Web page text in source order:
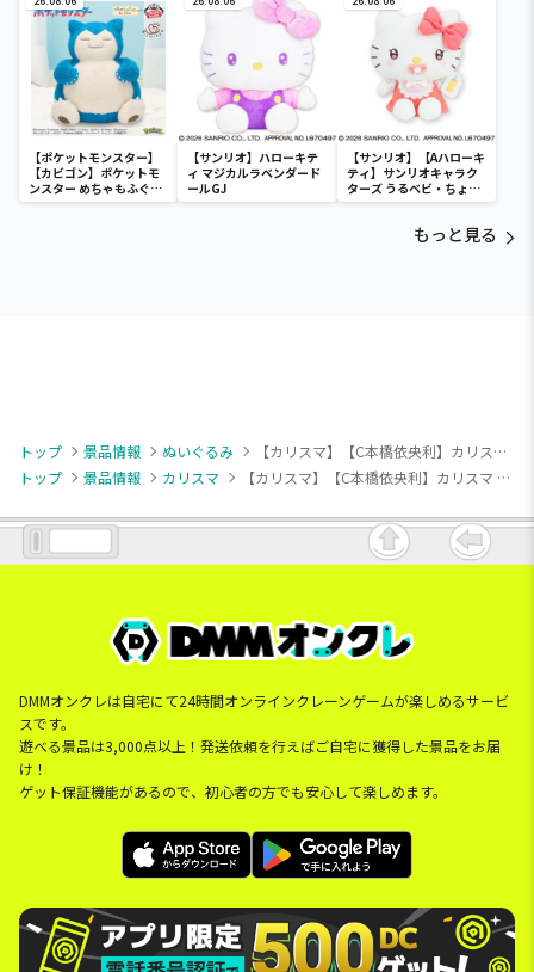
【ポケットモンスター】
【カビゴン】ポケットモ
ンスター めちゃもふぐっ
と ほっこりいやされぬい
【サンリオ】ハローキテ
ィ マジカルラベンダード
ールGJ
【サンリオ】【Aハローキ
ティ】サンリオキャラク
ターズ うるベビ・ちょい
デカドール
もっと見る
トップ 景品情報 ぬいぐるみ
【カリスマ】【C本橋依央利】カリスマ みにコレ！パペットぬいぐるみ
トップ
景品情報 カリスマ 【カリスマ】【C本橋依央利】カリスマ みにコレ！パペットぬいぐるみ
DMMオンクレは自宅にて24時間オンラインクレーンゲームが楽しめるサービ
スです。
遊べる景品は3,000点以上！発送依頼を行えばご自宅に獲得した景品をお届
け！
ゲット保証機能があるので、初心者の方でも安心して楽しめます。